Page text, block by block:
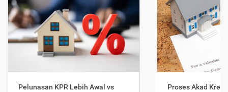
Pelunasan KPR Lebih Awal vs
Proses Akad